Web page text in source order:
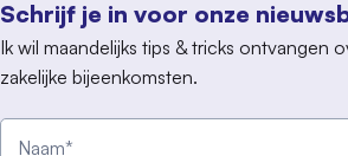
Schrijf je in voor onze
Ik wil maandelijks tips & tricks ontvangen
zakelijke bijeenkomsten.